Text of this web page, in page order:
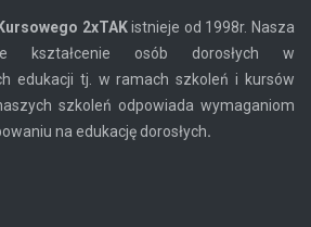
2xTAKistnieje od 1998r. Nasza
kształcenie osób dorosłych w
edukacji tj. w ramach szkoleń i kursów
szkoleń odpowiada wymaganiom
na edukację dorosłych.